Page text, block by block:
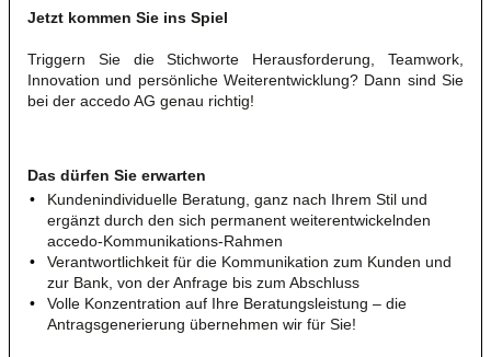
Jetzt kommen Sie ins Spiel
Triggern Sie die Stichworte Herausforderung, Teamwork,
Innovation und persönliche Weiterentwicklung? Dann sind Sie
bei der accedo AG genau richtig!
Das dürfen Sie erwarten
Kundenindividuelle Beratung, ganz nach Ihrem Stil und
ergänzt durch den sich permanent weiterentwickelnden
accedo-Kommunikations-Rahmen
Verantwortlichkeit für die Kommunikation zum Kunden und
zur Bank, von der Anfrage bis zum Abschluss
Volle Konzentration auf Ihre Beratungsleistung – die
Antragsgenerierung übernehmen wir für Sie!